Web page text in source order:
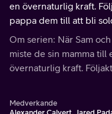
en övernaturlig kraft.
pappa dem till att bli
Om serien: När Sam
miste de sin mamma till
övernaturlig kraft.
Medverkande